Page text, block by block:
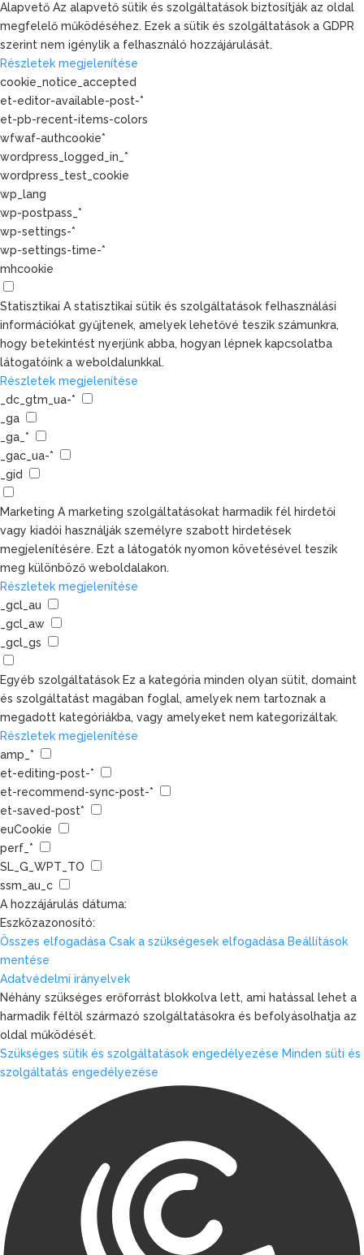
Alapvető Az alapvető sütik és szolgáltatások biztosítják az oldal
megfelelő működéséhez. Ezek a sütik és szolgáltatások a GDPR
szerint nem igénylik a felhasználó hozzájárulását.
Részletek megjelenítése
cookie_notice_accepted
et-editor-available-post-*
et-pb-recent-items-colors
wfwaf-authcookie*
wordpress_logged_in_*
wordpress_test_cookie
wp_lang
wp-postpass_*
wp-settings-*
wp-settings-time-*
mhcookie
Statisztikai A statisztikai sütik és szolgáltatások felhasználási
információkat gyűjtenek, amelyek lehetővé teszik számunkra,
hogy betekintést nyerjünk abba, hogyan lépnek kapcsolatba
látogatóink a weboldalunkkal.
Részletek megjelenítése
_dc_gtm_ua-*
_ga
_ga_*
_gac_ua-*
_gid
Marketing A marketing szolgáltatásokat harmadik fél hirdetői
vagy kiadói használják személyre szabott hirdetések
megjelenítésére. Ezt a látogatók nyomon követésével teszik
meg különböző weboldalakon.
Részletek megjelenítése
_gcl_au
_gcl_aw
_gcl_gs
Egyéb szolgáltatások Ez a kategória minden olyan sütit, domaint
és szolgáltatást magában foglal, amelyek nem tartoznak a
megadott kategóriákba, vagy amelyeket nem kategorizáltak.
Részletek megjelenítése
amp_*
et-editing-post-*
et-recommend-sync-post-*
et-saved-post*
euCookie
perf_*
SL_G_WPT_TO
ssm_au_c
A hozzájárulás dátuma:
Eszközazonosító:
Összes elfogadása Csak a szükségesek elfogadása Beállítások
mentése
Adatvédelmi irányelvek
Néhány szükséges erőforrást blokkolva lett, ami hatással lehet a
harmadik féltől származó szolgáltatásokra és befolyásolhatja az
oldal működését.
Szükséges sütik és szolgáltatások engedélyezése Minden süti és
szolgáltatás engedélyezése